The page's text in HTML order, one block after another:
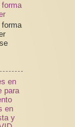
en
para
en
y